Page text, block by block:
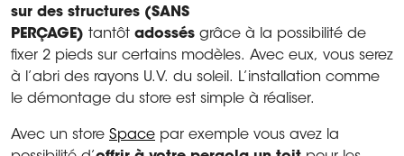
sur des structures (SANS
PERÇAGE) tantôt adossés grâce à la possibilité de
fixer 2 pieds sur certains modèles. Avec eux, vous serez
à l’abri des rayons U.V. du soleil. L’installation comme
le démontage du store est simple à réaliser.
Avec un store Space par exemple vous avez la